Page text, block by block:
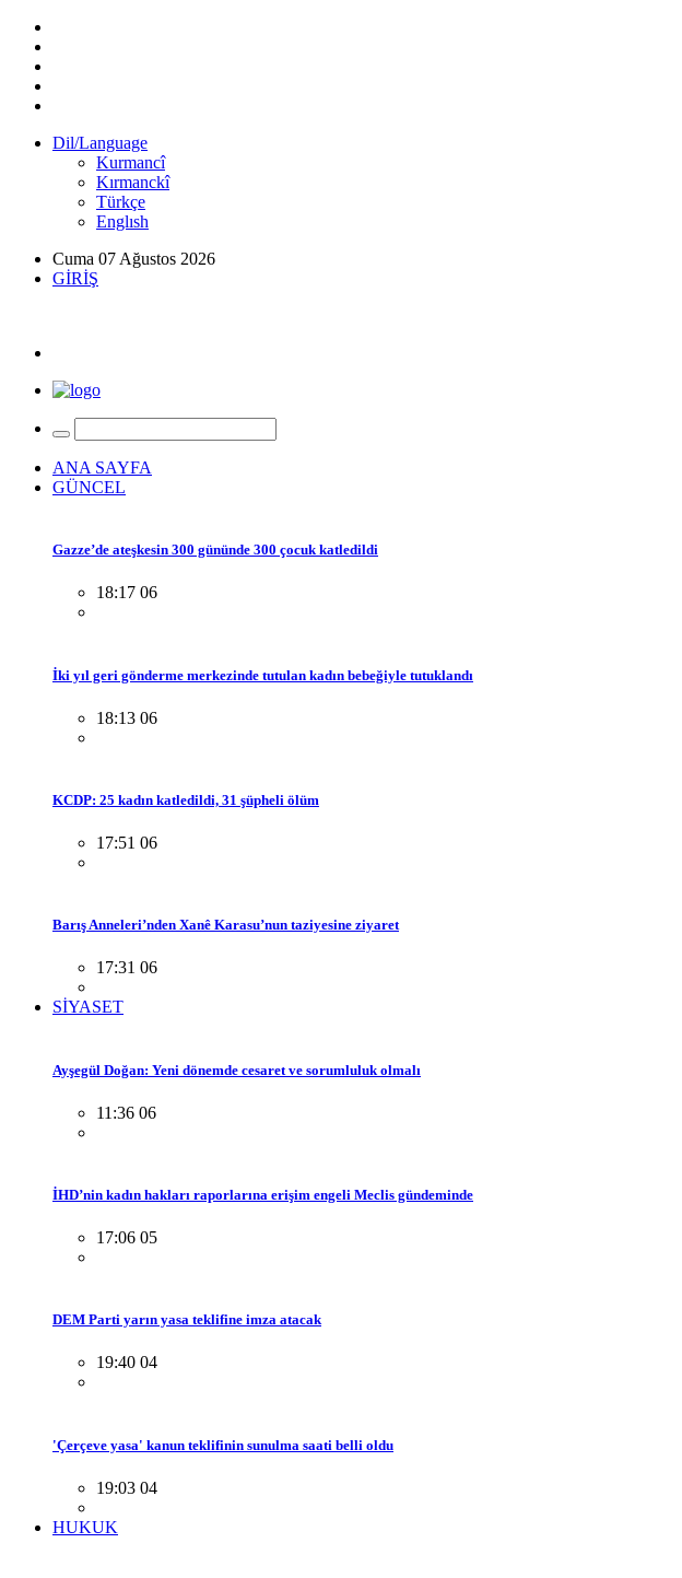
Dil/Language
Kurmancî
Kırmanckî
Türkçe
Englısh
Cuma 07 Ağustos 2026
GİRİŞ
ANA SAYFA
GÜNCEL
Gazze’de ateşkesin 300 gününde 300 çocuk katledildi
18:17 06
İki yıl geri gönderme merkezinde tutulan kadın bebeğiyle tutuklandı
18:13 06
KCDP: 25 kadın katledildi, 31 şüpheli ölüm
17:51 06
Barış Anneleri’nden Xanê Karasu’nun taziyesine ziyaret
17:31 06
SİYASET
Ayşegül Doğan: Yeni dönemde cesaret ve sorumluluk olmalı
11:36 06
İHD’nin kadın hakları raporlarına erişim engeli Meclis gündeminde
17:06 05
DEM Parti yarın yasa teklifine imza atacak
19:40 04
'Çerçeve yasa' kanun teklifinin sunulma saati belli oldu
19:03 04
HUKUK